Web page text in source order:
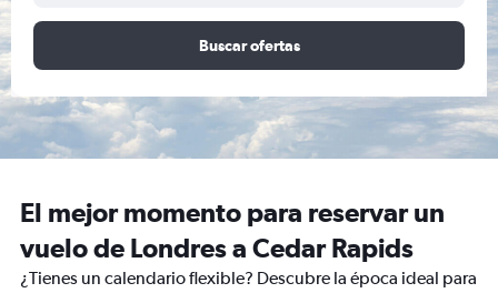
Buscar ofertas
El mejor momento para reservar un
vuelo de Londres a Cedar Rapids
¿Tienes un calendario flexible? Descubre la época ideal para